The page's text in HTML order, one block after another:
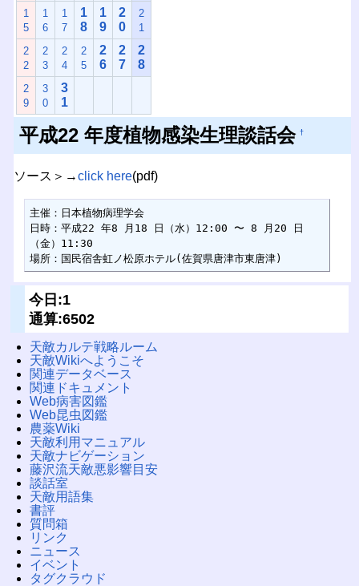
1
5
1
6
1
7
1
8
1
9
2
0
2
1
2
2
2
3
2
4
2
5
2
6
2
7
2
8
2
9
3
0
3
1
平成22 年度植物感染生理談話会 †
ソース＞→click here(pdf)
主催：日本植物病理学会
日時：平成22 年8 月18 日（水）12:00 〜 8 月20 日
（金）11:30
場所：国民宿舎虹ノ松原ホテル(佐賀県唐津市東唐津)
今日:1
通算:6502
天敵カルテ戦略ルーム
天敵Wikiへようこそ
関連データベース
関連ドキュメント
Web病害図鑑
Web昆虫図鑑
農薬Wiki
天敵利用マニュアル
天敵ナビゲーション
藤沢流天敵悪影響目安
談話室
天敵用語集
書評
質問箱
リンク
ニュース
イベント
タグクラウド